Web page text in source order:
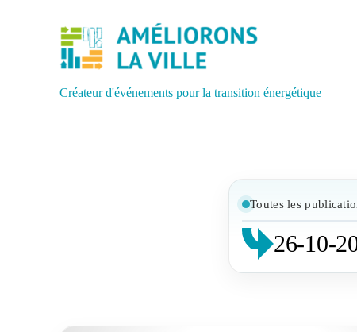
Créateur d'événements pour la transition énergétique
Toutes les
26-10-